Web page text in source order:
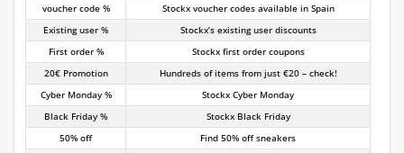
voucher code %
Stockx voucher codes available in Spain
Existing user %
Stockx’s existing user discounts
First order %
Stockx first order coupons
20€ Promotion
Hundreds of items from just €20 – check!
Cyber Monday %
Stockx Cyber Monday
Black Friday %
Stockx Black Friday
50% off
Find 50% off sneakers